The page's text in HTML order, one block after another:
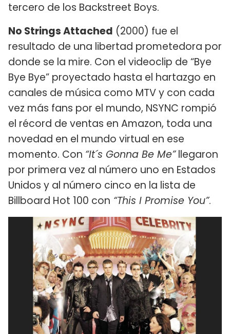
tercero de los Backstreet Boys.
No Strings Attached (2000) fue el
resultado de una libertad prometedora por
donde se la mire. Con el videoclip de “Bye
Bye Bye” proyectado hasta el hartazgo en
canales de música como MTV y con cada
vez más fans por el mundo, NSYNC rompió
el récord de ventas en Amazon, toda una
novedad en el mundo virtual en ese
momento. Con “It´s Gonna Be Me”llegaron
por primera vez al número uno en Estados
Unidos y al número cinco en la lista de
Billboard Hot 100 con “This I Promise You”.